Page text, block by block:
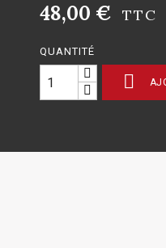
48,00 € TTC
QUANTITÉ
